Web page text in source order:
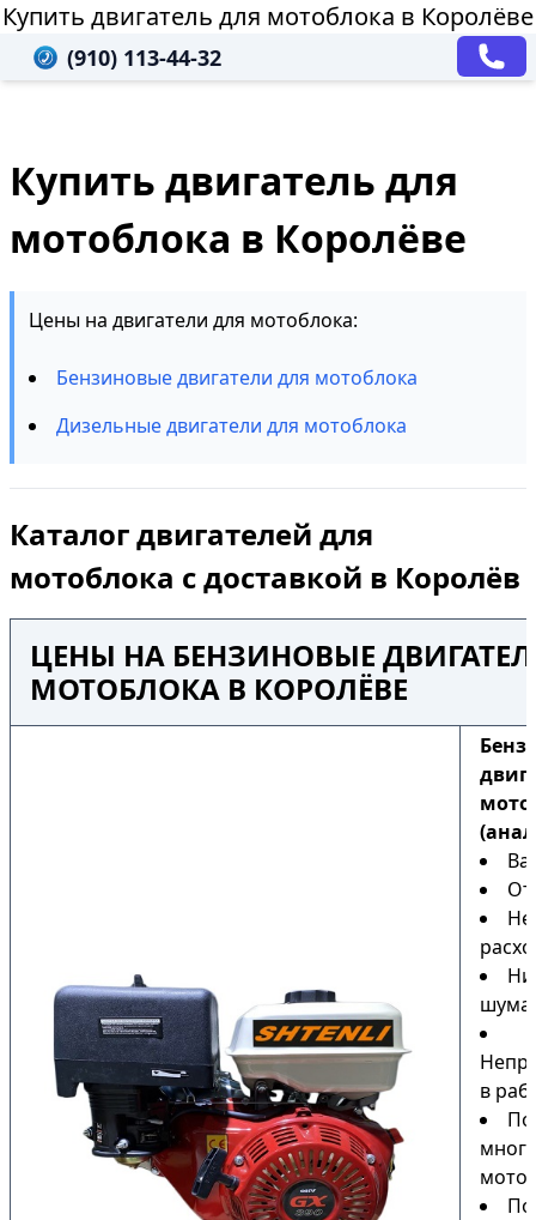
Купить двигатель для мотоблока в Королёве
(910) 113-44-32
Купить двигатель для
мотоблока в Королёве
Цены на двигатели для мотоблока:
Бензиновые двигатели для мотоблока
Дизельные двигатели для мотоблока
Каталог двигателей для
мотоблока с доставкой в Королёв
ЦЕНЫ НА БЕНЗИНОВЫЕ
МОТОБЛОКА В КОРОЛЁВЕ
шума
в